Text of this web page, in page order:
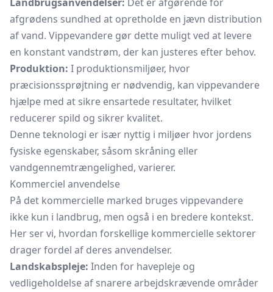
afgrødens sundhed at opretholde en jævn distribution
af vand. Vippevandere gør dette muligt ved at levere
en konstant vandstrøm, der kan justeres efter behov.
Produktion: I produktionsmiljøer, hvor
præcisionssprøjtning er nødvendig, kan vippevandere
hjælpe med at sikre ensartede resultater, hvilket
reducerer spild og sikrer kvalitet.
Denne teknologi er især nyttig i miljøer hvor jordens
fysiske egenskaber, såsom skråning eller
vandgennemtrængelighed, varierer.
Kommerciel anvendelse
På det kommercielle marked bruges vippevandere
ikke kun i landbrug, men også i en bredere kontekst.
Her ser vi, hvordan forskellige kommercielle sektorer
drager fordel af deres anvendelser.
Landskabspleje: Inden for havepleje og
vedligeholdelse af snarere arbejdskrævende områder